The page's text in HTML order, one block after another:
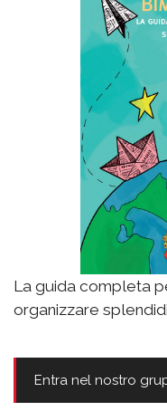
La guida completa
organizzare
Entra nel nostro